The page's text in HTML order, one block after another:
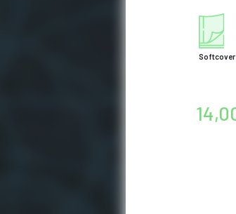
Softcover